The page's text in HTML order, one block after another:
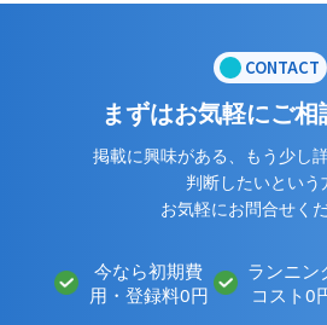
CONTACT
まずはお気軽にご
掲載に興味がある、もう少し
判断したいという
お気軽にお問合せくだ
今なら初期費
用・登録料0円
ランニン
コスト0